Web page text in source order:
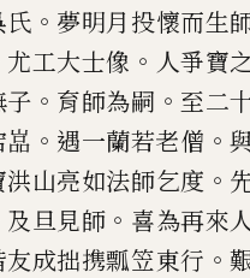
氏 。 夢明月投懷而生
尤工大士像 。 人爭寶
子 。 育師為嗣 。 至二
。 遇一蘭若老僧 。
洪山亮如法師乞度 。
及旦見師 。 喜為再來
友成拙携瓢笠東行 。